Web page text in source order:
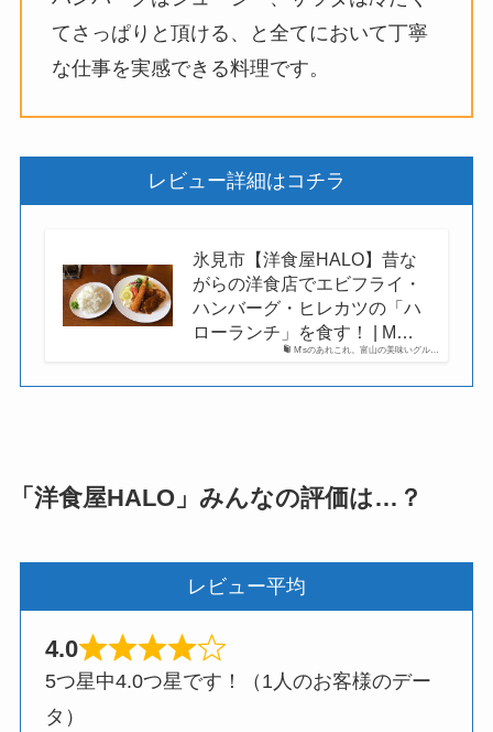
てさっぱりと頂ける、と全てにおいて丁寧
な仕事を実感できる料理です。
レビュー詳細はコチラ
M'sのあれこれ。富山の美味いグル…
氷見市【洋食屋HALO】昔な
がらの洋食店でエビフライ・
ハンバーグ・ヒレカツの「ハ
ローランチ」を食す！ | M…
「洋食屋HALO」みんなの評価は…？
レビュー平均
4.0
5つ星中4.0つ星です！（1人のお客様のデー
タ）